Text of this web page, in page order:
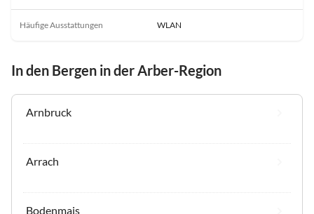
Häufige Ausstattungen WLAN
In den Bergen in der Arber-Region
Arnbruck
Arrach
Bodenmais